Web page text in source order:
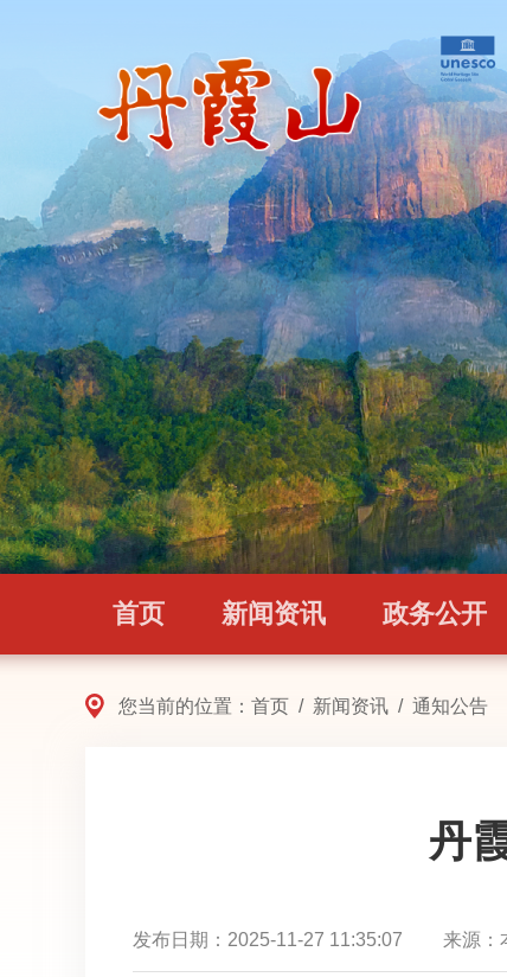
首页 新闻资讯 政务公开
您当前的位置： 首页 / 新闻资讯 / 通知公告
丹
发布日期： 2025-11-27 11:35:07 来源：